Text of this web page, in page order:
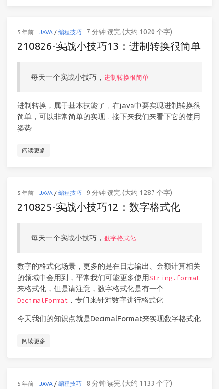
5 年前 JAVA/ 编程技巧 7 分钟 读完 (大约 1020 个字)
210826-实战小技巧13：进制转换很简单
每天一个实战小技巧，进制转换很简单
进制转换，属于基本技能了，在java中要实现进制转换很
简单，可以非常简单的实现，接下来我们来看下它的使用
姿势
阅读更多
5 年前 JAVA/ 编程技巧 9 分钟 读完 (大约 1287 个字)
210825-实战小技巧12：数字格式化
每天一个实战小技巧，数字格式化
数字的格式化场景，更多的是在日志输出、金额计算相关
的领域中会用到，平常我们可能更多使用String.format
来格式化，但是请注意，数字格式化是有一个
DecimalFormat ，专门来针对数字进行格式化
今天我们的知识点就是DecimalFormat来实现数字格式化
阅读更多
5 年前 JAVA/ 编程技巧 8 分钟 读完 (大约 1133 个字)